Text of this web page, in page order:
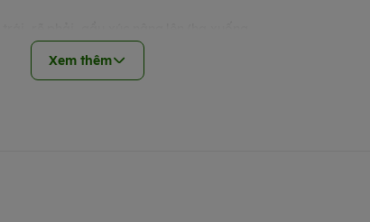
sinh động khi vận hành.
khiển và thao tác các nút để điều khiển xe di chuyển và
Xem thêm